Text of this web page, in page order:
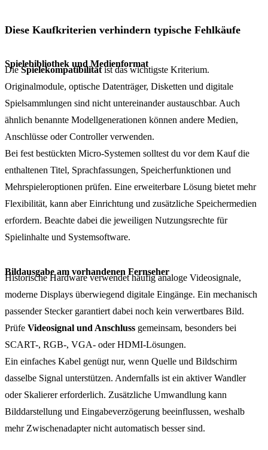
Diese Kaufkriterien verhindern typische Fehlkäufe
Spielebibliothek und Medienformat
DieSpielekompatibilitätist das wichtigste Kriterium.
Originalmodule, optische Datenträger, Disketten und digitale
Spielsammlungen sind nicht untereinander austauschbar. Auch
ähnlich benannte Modellgenerationen können andere Medien,
Anschlüsse oder Controller verwenden.
Bei fest bestückten Micro-Systemen solltest du vor dem Kauf die
enthaltenen Titel, Sprachfassungen, Speicherfunktionen und
Mehrspieleroptionen prüfen. Eine erweiterbare Lösung bietet mehr
Flexibilität, kann aber Einrichtung und zusätzliche Speichermedien
erfordern. Beachte dabei die jeweiligen Nutzungsrechte für
Spielinhalte und Systemsoftware.
Bildausgabe am vorhandenen Fernseher
Historische Hardware verwendet häufig analoge Videosignale,
moderne Displays überwiegend digitale Eingänge. Ein mechanisch
passender Stecker garantiert dabei noch kein verwertbares Bild.
Prüfe Videosignal und Anschluss gemeinsam, besonders bei
SCART-, RGB-, VGA- oder HDMI-Lösungen.
Ein einfaches Kabel genügt nur, wenn Quelle und Bildschirm
dasselbe Signal unterstützen. Andernfalls ist ein aktiver Wandler
oder Skalierer erforderlich. Zusätzliche Umwandlung kann
Bilddarstellung und Eingabeverzögerung beeinflussen, weshalb
mehr Zwischenadapter nicht automatisch besser sind.